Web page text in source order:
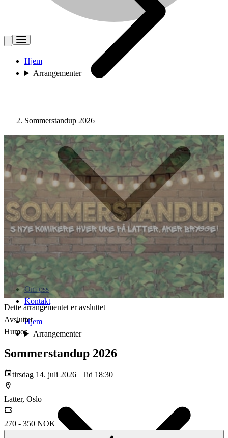
Hjem
Arrangementer
Om oss
Kontakt
Hjem
Arrangementer
Sommerstandup 2026
Dette arrangementet er avsluttet
Avsluttet
Humor
Sommerstandup 2026
tirsdag 14. juli 2026 | Tid 18:30
Latter, Oslo
270 - 350 NOK